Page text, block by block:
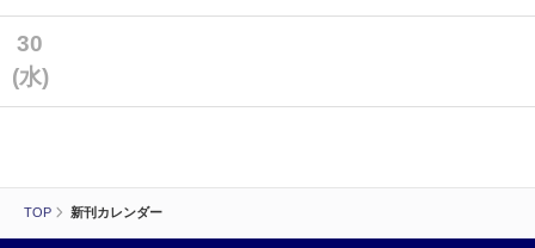
TOP 新刊カレンダー
30
(水)